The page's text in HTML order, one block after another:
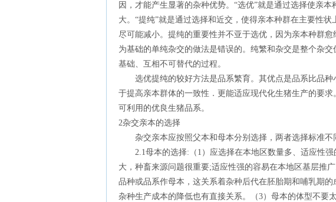
因，才能产生显著的杂种优势。“选优”就是通过选择使亲
大。“提纯”就是通过选择和近交，使得亲本种群在主要性
尽可能减小。提纯的重要性并不亚于选优，因为亲本种群
为基础的单纯杂交的做法是错误的。纯繁和杂交是整个杂
基础、互相不可替代的过程。
选优提纯的较好方法是品系繁育。其优点是品系比品种
于提高亲本群体的一致性．更能适应现代化生猪生产的要
可利用的优良生猪品系。
2杂交亲本的选择
杂交亲本应按照父本和母本分别选择，两者选择标准不
2.1母本的选择:（1）应选择在本地区数量多、适应性强
大，种畜来源问题很重要;适应性强的容易在本地区基层推
品种或品系作母本，这关系着杂种后代在胚胎期和哺乳期
杂种生产成本的降低也有直接关系。（3）母本的体型不要